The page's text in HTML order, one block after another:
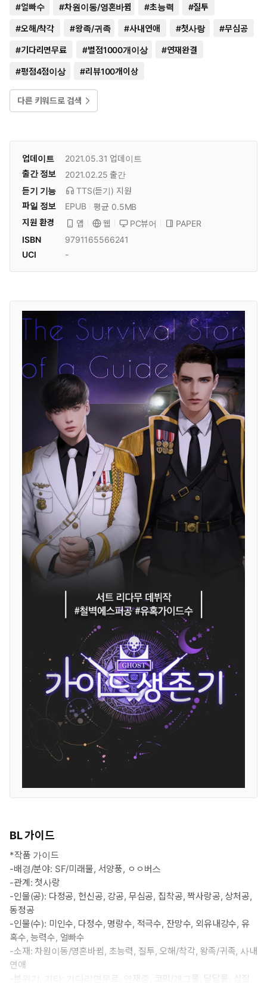
#얼빠수 #차원이동/영혼바뀜 #초능력 #질투
#오해/착각 #왕족/귀족 #사내연애 #첫사랑 #무심공
#기다리면무료 #별점1000개이상 #연재완결
#평점4점이상 #리뷰100개이상
다른 키워드로 검색
업데이트 2021.05.31 업데이트
출간 정보
2021.02.25 출간
듣기 기능
TTS(듣기) 지원
파일 정보
EPUB
평균 0.5MB
지원 환경
앱 웹 PC뷰어
PAPER
ISBN
9791165566241
UCI
-
BL 가이드
*작품 가이드
-배경/분야: SF/미래물, 서양풍, ㅇㅇ버스
-관계: 첫사랑
-인물(공): 다정공, 헌신공, 강공, 무심공, 집착공, 짝사랑공, 상처공,
동정공
-인물(수): 미인수, 다정수, 명랑수, 적극수, 잔망수, 외유내강수, 유
혹수, 능력수, 얼빠수
-소재: 차원이동/영혼바뀜, 초능력, 질투, 오해/착각, 왕족/귀족, 사내
연애
-분위기, 기타: 기다리면무료, 연재중, 코믹/개그물, 달달물, 삽질